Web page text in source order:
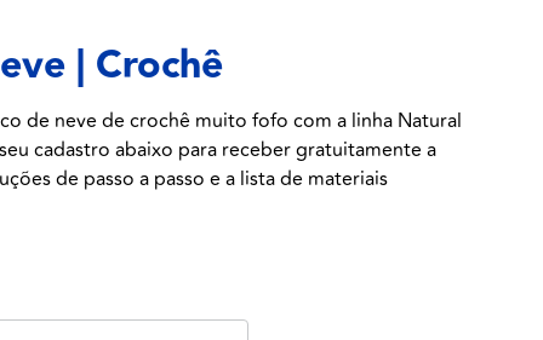
| Crochê
de neve de crochê muito fofo com a linha Natural
cadastro abaixo para receber gratuitamente a
de passo a passo e a lista de materiais